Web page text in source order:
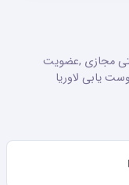
مجازی ,عضویت
یابی لاوریا